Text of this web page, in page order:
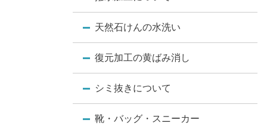
天然石けんの水洗い
復元加工の黄ばみ消し
シミ抜きについて
靴・バッグ・スニーカー